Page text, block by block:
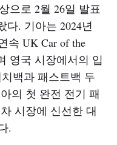
으로 2월 26일 발표
다. 기아는 2024년
속 UK Car of the
영국 시장에서의 입
백과 패스트백 두
의 첫 완전 전기 패
시장에 신선한 대
.